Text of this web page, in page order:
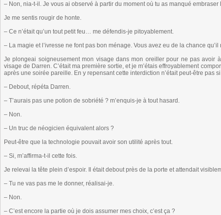
– Non, nia-t-il. Je vous ai observé à partir du moment où tu as manqué embraser
Je me sentis rougir de honte.
– Ce n’était qu’un tout petit feu… me défendis-je pitoyablement.
– La magie et l’ivresse ne font pas bon ménage. Vous avez eu de la chance qu’il
Je plongeai soigneusement mon visage dans mon oreiller pour ne pas avoir
visage de Darren. C’était ma première sortie, et je m’étais effroyablement
après une soirée pareille. En y repensant cette interdiction n’était peut-être pas
– Debout, répéta Darren.
– T’aurais pas une potion de sobriété ? m’enquis-je à tout hasard.
– Non.
– Un truc de néogicien équivalent alors ?
Peut-être que la technologie pouvait avoir son utilité après tout.
– Si, m’affirma-t-il cette fois.
Je relevai la tête plein d’espoir. Il était debout près de la porte et attendait
– Tu ne vas pas me le donner, réalisai-je.
– Non.
– C’est encore la partie où je dois assumer mes choix, c’est ça ?